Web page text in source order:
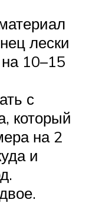
лески
10–15
с
который
на 2
и